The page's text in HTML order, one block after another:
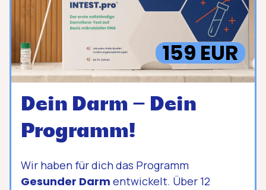
159 EUR
Dein Darm – Dein
Programm!
Wir haben für dich das Programm
Gesunder Darm entwickelt. Über 12